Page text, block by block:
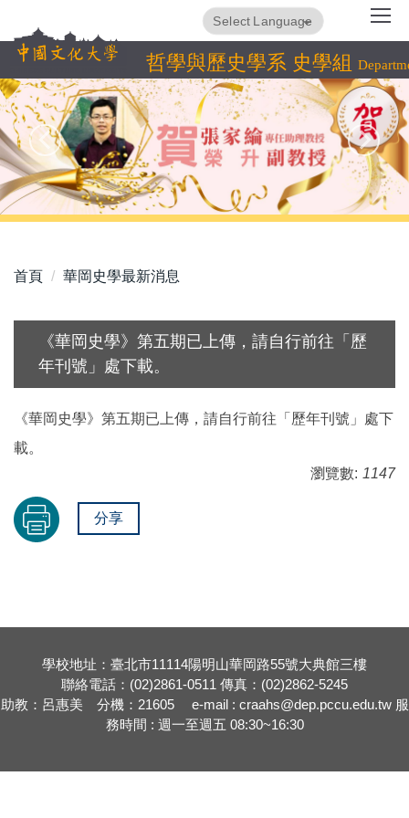
到
主
要
內
容
區
哲學與歷史學系 史學組
Powered by
首頁 華岡史學最新消息
《華岡史學》第五期已上傳，請自行前往「歷
年刊號」處下載。
《華岡史學》第五期已上傳，請自行前往「歷年刊號」處下
載。
瀏覽數: 1147
分享
學校地址：臺北市11114陽明山華岡路55號大典館三樓
聯絡電話：(02)2861-0511 傳真：(02)2862-5245
助教：呂惠美 分機：21605 e-mail : craahs@dep.pccu.edu.tw 服
務時間 : 週一至週五 08:30~16:30